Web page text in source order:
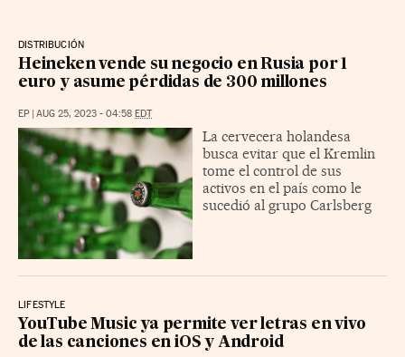
DISTRIBUCIÓN
Heineken vende su negocio en Rusia por 1
euro y asume pérdidas de 300 millones
EP AUG 25, 2023 - 04:58 EDT
La cervecera holandesa
busca evitar que el Kremlin
tome el control de sus
activos en el país como le
sucedió al grupo Carlsberg
LIFESTYLE
YouTube Music ya permite ver letras en vivo
de las canciones en iOS y Android